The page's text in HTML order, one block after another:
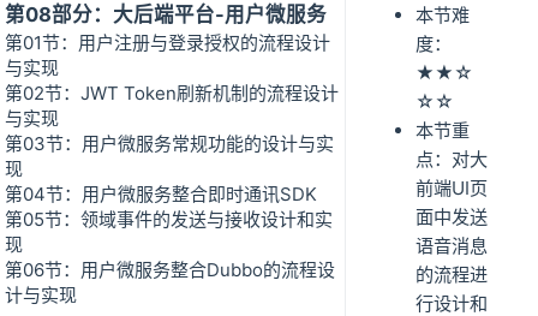
第08部分：大后端平台-用户微服务
第01节：用户注册与登录授权的流程设计
与实现
第02节：JWT Token刷新机制的流程设计
与实现
第03节：用户微服务常规功能的设计与实
现
第04节：用户微服务整合即时通讯SDK
第05节：领域事件的发送与接收设计和实
现
第06节：用户微服务整合Dubbo的流程设
计与实现
本节难
度：
★★☆
☆☆
本节重
点：对大
前端UI页
面中发送
语音消息
的流程进
行设计和